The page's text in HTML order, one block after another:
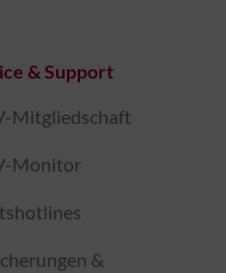
& Support
Mitgliedschaft
Monitor
&